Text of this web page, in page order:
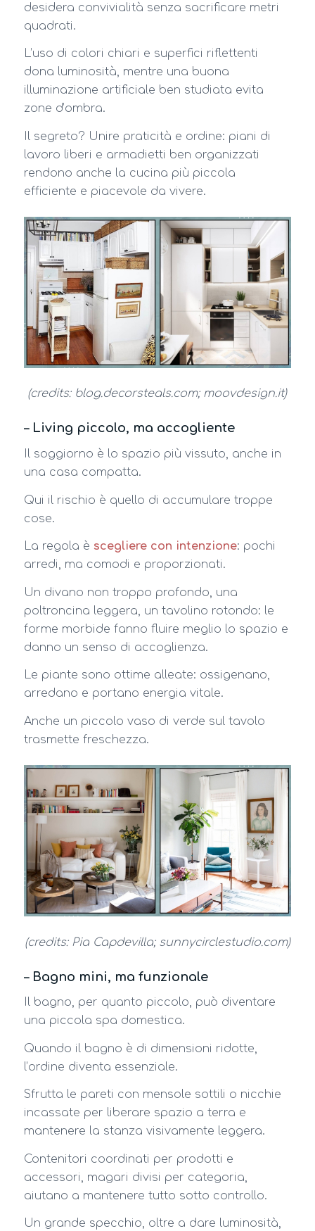
desidera convivialità senza sacrificare metri
quadrati.
L’uso di colori chiari e superfici riflettenti
dona luminosità, mentre una buona
illuminazione artificiale ben studiata evita
zone d’ombra.
Il segreto? Unire praticità e ordine: piani di
lavoro liberi e armadietti ben organizzati
rendono anche la cucina più piccola
efficiente e piacevole da vivere.
(credits: blog.decorsteals.com; moovdesign.it)
– Living piccolo, ma accogliente
Il soggiorno è lo spazio più vissuto, anche in
una casa compatta.
Qui il rischio è quello di accumulare troppe
cose.
La regola è scegliere con intenzione: pochi
arredi, ma comodi e proporzionati.
Un divano non troppo profondo, una
poltroncina leggera, un tavolino rotondo: le
forme morbide fanno fluire meglio lo spazio e
danno un senso di accoglienza.
Le piante sono ottime alleate: ossigenano,
arredano e portano energia vitale.
Anche un piccolo vaso di verde sul tavolo
trasmette freschezza.
(credits: Pia Capdevilla; sunnycirclestudio.com)
– Bagno mini, ma funzionale
Il bagno, per quanto piccolo, può diventare
una piccola spa domestica.
Quando il bagno è di dimensioni ridotte,
l’ordine diventa essenziale.
Sfrutta le pareti con mensole sottili o nicchie
incassate per liberare spazio a terra e
mantenere la stanza visivamente leggera.
Contenitori coordinati per prodotti e
accessori, magari divisi per categoria,
aiutano a mantenere tutto sotto controllo.
Un grande specchio, oltre a dare luminosità,